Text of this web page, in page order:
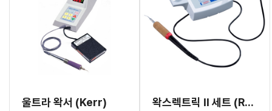
울트라 왁서 (Kerr) 왁스렉트릭 II 세트 (Renfert)